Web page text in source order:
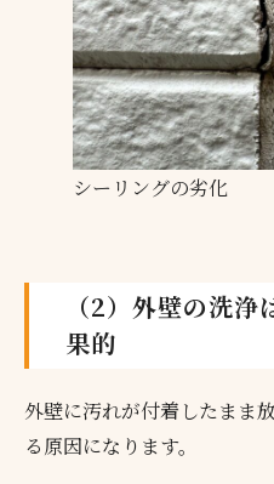
シーリングの劣化
（2）外壁の洗
果的
外壁に汚れが付着したまま
る原因になります。